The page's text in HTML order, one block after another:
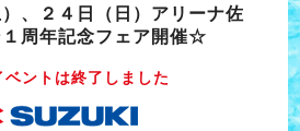
、２４日（日）アリーナ佐
周年記念フェア開催☆
ントは終了しました